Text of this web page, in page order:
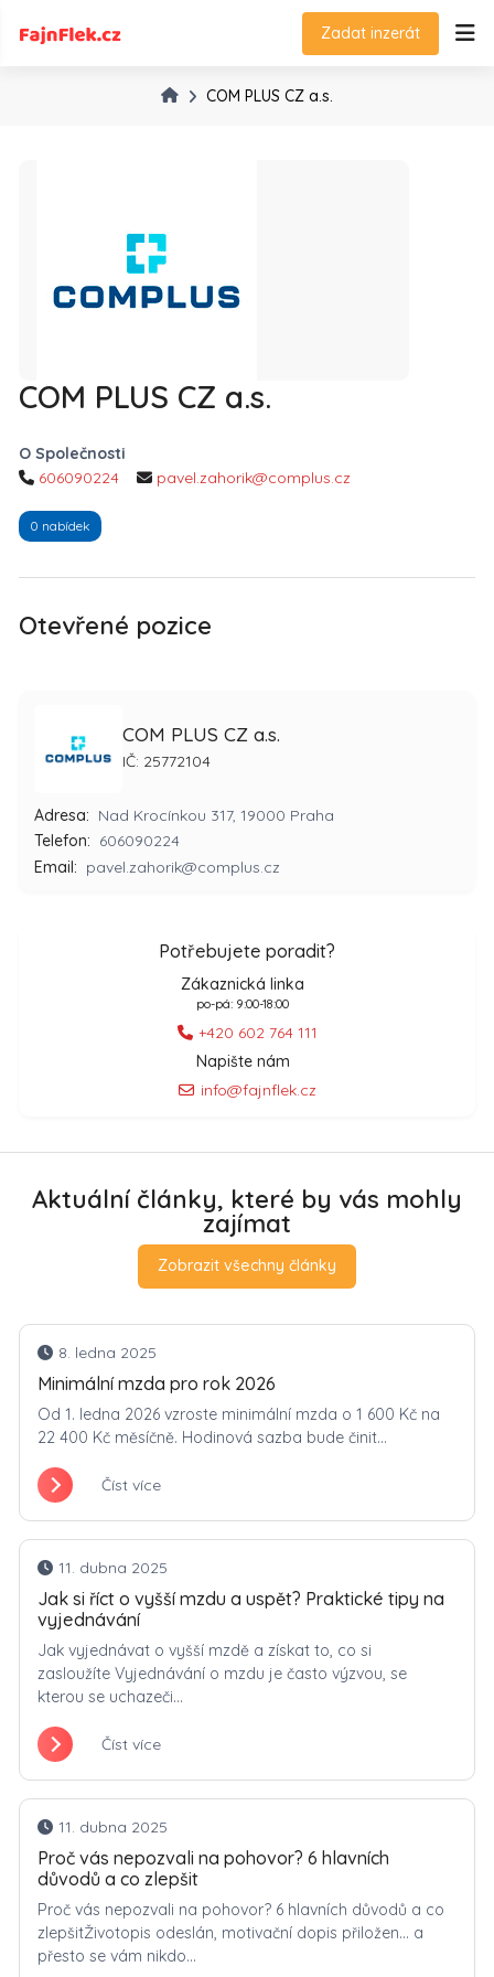
Zadat inzerát
COM PLUS CZ a.s.
COM PLUS CZ a.s.
O Společnosti
606090224
pavel.zahorik@complus.cz
0 nabídek
Otevřené pozice
COM PLUS CZ a.s.
IČ: 25772104
Adresa: Nad Krocínkou 317, 19000 Praha
Telefon: 606090224
Email: pavel.zahorik@complus.cz
Potřebujete poradit?
Zákaznická linka
po-pá: 9:00-18:00
+420 602 764 111
Napište nám
info@fajnflek.cz
Aktuální články, které by vás mohly
zajímat
Zobrazit všechny články
8. ledna 2025
Minimální mzda pro rok 2026
Od 1. ledna 2026 vzroste minimální mzda o 1 600 Kč na
22 400 Kč měsíčně. Hodinová sazba bude činit...
Číst více
11. dubna 2025
Jak si říct o vyšší mzdu a uspět? Praktické tipy na
vyjednávání
Jak vyjednávat o vyšší mzdě a získat to, co si
zasloužíte Vyjednávání o mzdu je často výzvou, se
kterou se uchazeči...
Číst více
11. dubna 2025
Proč vás nepozvali na pohovor? 6 hlavních
důvodů a co zlepšit
Proč vás nepozvali na pohovor? 6 hlavních důvodů a co
zlepšitŽivotopis odeslán, motivační dopis přiložen… a
přesto se vám nikdo...